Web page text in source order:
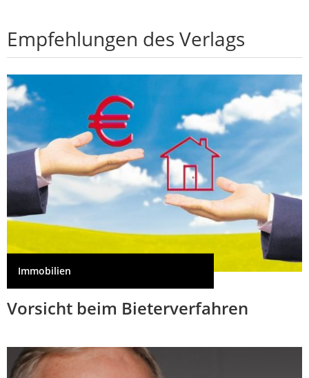
Empfehlungen des Verlags
Immobilien
Vorsicht beim Bieterverfahren